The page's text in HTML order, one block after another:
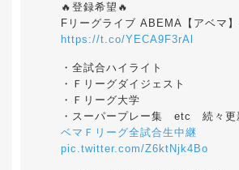
🔥登録希望🔥
Fリーグライブ ABEMA【アベマ
https://t.co/YECA9F3rAl
・全試合ハイライト
・Ｆリーグダイジェスト
・Ｆリーグ大学
・スーパープレー集 etc 続々更
ベマＦリーグ全試合生中継
pic.twitter.com/Z6ktNjk4Bo